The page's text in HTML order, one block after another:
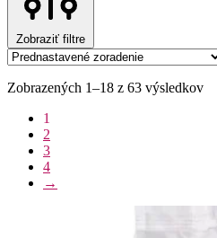
Zobraziť filtre
Zobrazených 1–18 z 63 výsledkov
1
2
3
4
→